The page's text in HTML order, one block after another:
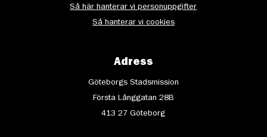
Så här hanterar vi personuppgifter
Så hanterar vi cookies
Adress
Göteborgs Stadsmission
Första Långgatan 28B
413 27 Göteborg